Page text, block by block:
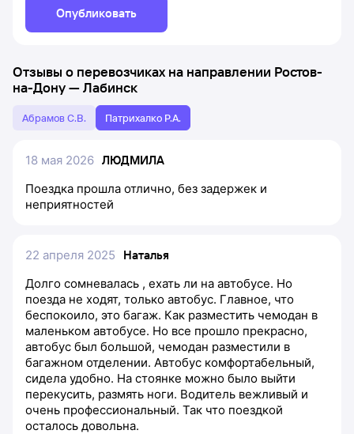
Опубликовать
Отзывы о перевозчиках на направлении Ростов-
на-Дону—Лабинск
Абрамов С.В. Патрихалко Р.А.
18 мая 2026 ЛЮДМИЛА
Поездка прошла отлично, без задержек и
неприятностей
22 апреля 2025
Наталья
Долго сомневалась , ехать ли на автобусе. Но
поезда не ходят, только автобус. Главное, что
беспокоило, это багаж. Как разместить чемодан в
маленьком автобусе. Но все прошло прекрасно,
автобус был большой, чемодан разместили в
багажном отделении. Автобус комфортабельный,
сидела удобно. На стоянке можно было выйти
перекусить, размять ноги. Водитель вежливый и
очень профессиональный. Так что поездкой
осталось довольна.